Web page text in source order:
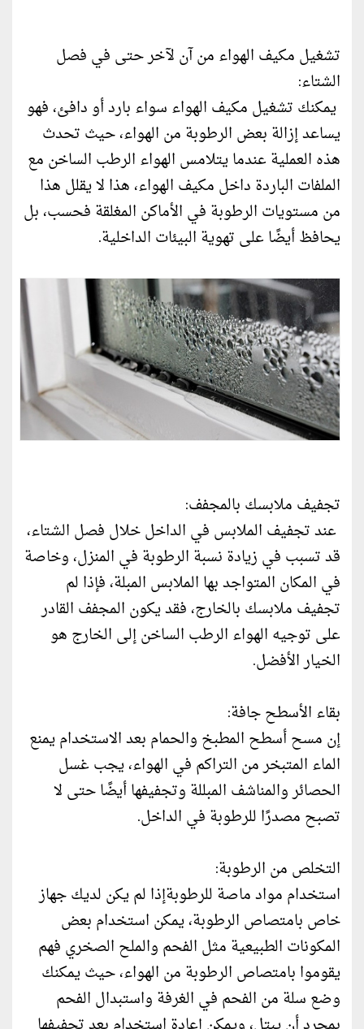
تشغيل‎ ‎مكيف الهواء من آن لآخر حتى في فصل
الشتاء:
يمكنك تشغيل مكيف الهواء سواء بارد أو دافئ، فهو
‏يساعد إزالة بعض الرطوبة من الهواء، حيث‎ ‎تحدث
هذه العملية عندما يتلامس الهواء ‏الرطب الساخن مع
الملفات الباردة داخل مكيف الهواء، هذا ‌‎‎لا يقلل هذا
من مستويات ‏الرطوبة في الأماكن المغلقة فحسب، بل
يحافظ أيضًا على تهوية البيئات الداخلية‎.‎
تجفيف ملابسك بالمجفف:
‏عند تجفيف الملابس في الداخل خلال فصل الشتاء،
قد تسبب في زيادة نسبة الرطوبة في ‏المنزل، وخاصة
في المكان المتواجد بها الملابس المبلة، فإذا لم
تجفيف ملابسك بالخارج، ‏فقد يكون المجفف القادر
على توجيه الهواء الرطب الساخن إلى الخارج هو
الخيار ‏الأفضل‎.‎
بقاء الأسطح جافة:
إن مسح أسطح المطبخ والحمام بعد الاستخدام يمنع
الماء المتبخر من التراكم في ‏الهواء، يجب غسل
الحصائر والمناشف المبللة وتجفيفها أيضًا حتى لا
تصبح مصدرًا ‏للرطوبة في الداخل‎.‎
التخلص من الرطوبة:
استخدام مواد ماصة للرطوبةإذا لم يكن لديك جهاز
خاص بامتصاص الرطوبة، يمكن استخدام بعض
المكونات الطبيعية ‏مثل الفحم والملح الصخري فهم
يقوموا بامتصاص الرطوبة من الهواء، ‏حيث يمكنك
وضع سلة من الفحم في الغرفة واستبدال الفحم